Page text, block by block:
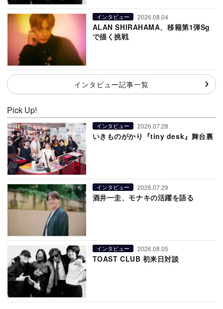
インタビュー 2026.08.04
ALAN SHIRAHAMA、移籍第1弾Sg
で描く挑戦
インタビュー記事一覧
Pick Up!
インタビュー 2026.07.28
いきものがかり『tiny desk』舞台裏
インタビュー 2026.07.29
酒井一圭、モナキの活躍を語る
インタビュー 2026.08.05
TOAST CLUB 初来日対談